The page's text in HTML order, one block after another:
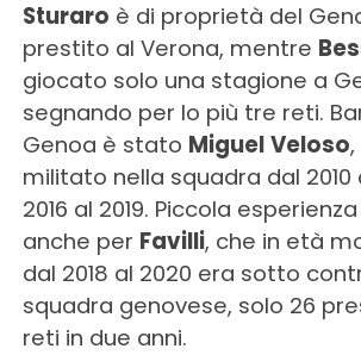
Sturaro è di proprietà del
prestito al Verona, mentre
giocato solo una stagione a
segnando per lo più tre reti.
Genoa è stato Miguel Veloso
militato nella squadra dal 2010
2016 al 2019. Piccola
anche per Favilli, che in età
dal 2018 al 2020 era sotto
squadra genovese, solo 26
reti in due anni.